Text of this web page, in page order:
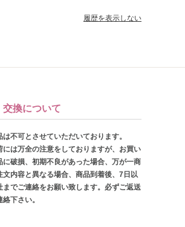
履歴を表示しない
交換について
は不可とさせていただいております。
には万全の注意をしておりますが、お買い
に破損、初期不良があった場合、万が一商
文内容と異なる場合、商品到着後、7日以
までご連絡をお願い致します。必ずご返送
下さい。